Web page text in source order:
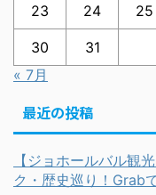
23 24 25
30
31
« 7月
最近の投稿
【ジョホールバル観
ク・歴史巡り！Grab